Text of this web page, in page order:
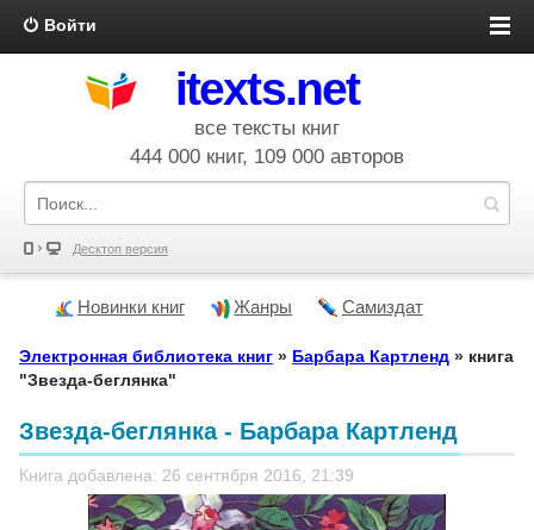
Войти
itexts.net
все тексты книг
444 000 книг, 109 000 авторов
Десктоп версия
Новинки книг Жанры Самиздат
Электронная библиотека книг » Барбара Картленд » книга
"Звезда-беглянка"
Звезда-беглянка - Барбара Картленд
Книга добавлена: 26 сентября 2016, 21:39